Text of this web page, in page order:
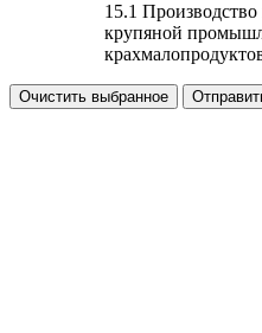
15.1
крупяной